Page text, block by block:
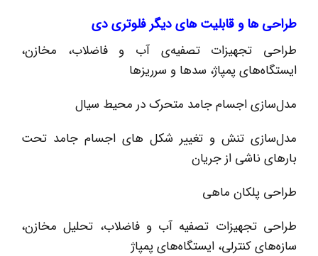
طراحی ها و قابلیت های دیگر فلوتری دی
طراحی تجهیزات تصفیه‌ی آب و فاضلاب، مخازن،
ایستگاه‌های پمپاژ، سدها و سرریزها
مدل‌سازی اجسام جامد متحرک در محیط سیال
مدل‌سازی تنش و تغییر شکل ‌های اجسام جامد تحت
بارهای ناشی از جریان
طراحی پلکان ماهی
طراحی تجهیزات تصفیه آب و فاضلاب، تحلیل مخازن،
سازه‌های کنترلی، ایستگاه‌های پمپاژ